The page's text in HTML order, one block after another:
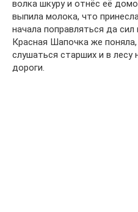
волка шкуру и отнёс её
выпила молока, что
начала поправляться да сил
Красная Шапочка же
слушаться старших и в лесу
дороги.